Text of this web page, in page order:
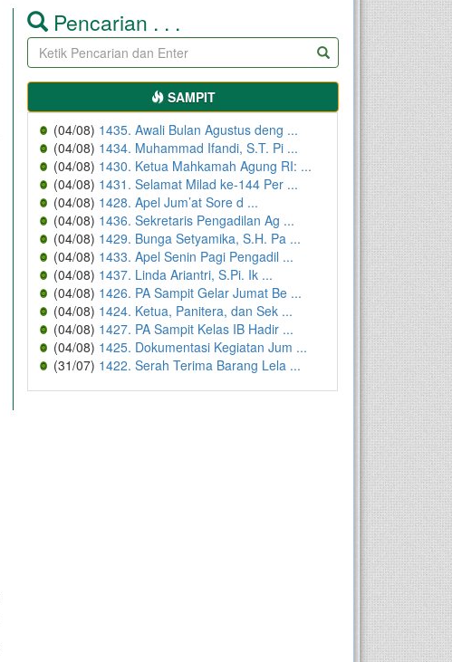
Pencarian . . .
SAMPIT
(04/08) 1435. Awali Bulan Agustus deng ...
(04/08) 1434. Muhammad Ifandi, S.T. Pi ...
(04/08) 1430. Ketua Mahkamah Agung RI: ...
(04/08) 1431. Selamat Milad ke-144 Per ...
(04/08) 1428. Apel Jum’at Sore d ...
(04/08) 1436. Sekretaris Pengadilan Ag ...
(04/08) 1429. Bunga Setyamika, S.H. Pa ...
(04/08) 1433. Apel Senin Pagi Pengadil ...
(04/08) 1437. Linda Ariantri, S.Pi. Ik ...
(04/08) 1426. PA Sampit Gelar Jumat Be ...
(04/08) 1424. Ketua, Panitera, dan Sek ...
(04/08) 1427. PA Sampit Kelas IB Hadir ...
(04/08) 1425. Dokumentasi Kegiatan Jum ...
(31/07) 1422. Serah Terima Barang Lela ...